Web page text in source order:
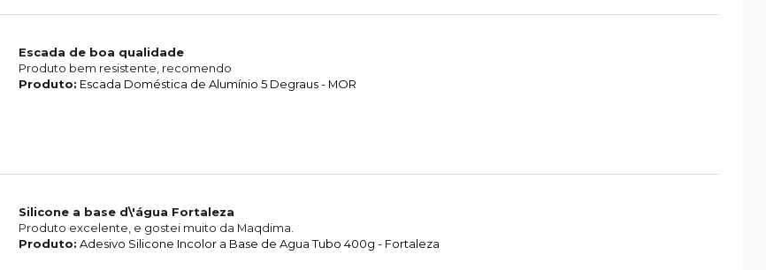
Escada de boa qualidade
Produto bem resistente, recomendo
Produto: Escada Doméstica de Alumínio 5 Degraus - MOR
Silicone a base d\'água Fortaleza
Produto excelente, e gostei muito da Maqdima.
Produto: Adesivo Silicone Incolor a Base de Agua Tubo 400g - Fortaleza